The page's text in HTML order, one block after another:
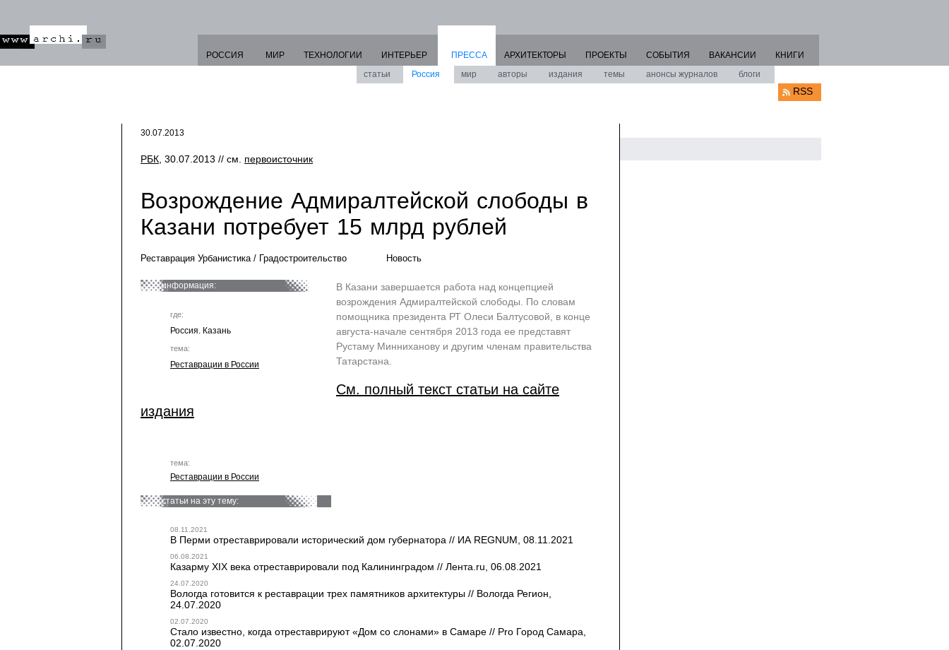
РОССИЯ МИР ТЕХНОЛОГИИ ИНТЕРЬЕР
ПРЕССА
статьи
Россия мир авторы издания темы анонсы журналов блоги
АРХИТЕКТОРЫ ПРОЕКТЫ СОБЫТИЯ ВАКАНСИИ КНИГИ
RSS
30.07.2013
РБК , 30.07.2013 // см. первоисточник
Возрождение Адмиралтейской слободы в
Казани потребует 15 млрд рублей
Реставрация Урбанистика / Градостроительство Новость
информация:
где:
Россия. Казань
тема:
Реставрации в России
В Казани завершается работа над концепцией
возрождения Адмиралтейской слободы. По словам
помощника президента РТ Олеси Балтусовой, в конце
августа-начале сентября 2013 года ее представят
Рустаму Минниханову и другим членам правительства
Татарстана.
См. полный текст статьи на сайте
издания
тема:
Реставрации в России
статьи на эту тему:
08.11.2021
В Перми отреставрировали исторический дом губернатора // ИА REGNUM, 08.11.2021
06.08.2021
Казарму XIX века отреставрировали под Калининградом // Лента.ru, 06.08.2021
24.07.2020
Вологда готовится к реставрации трех памятников архитектуры // Вологда Регион,
24.07.2020
02.07.2020
Стало известно, когда отреставрируют «Дом со слонами» в Самаре // Pro Город Самара,
02.07.2020